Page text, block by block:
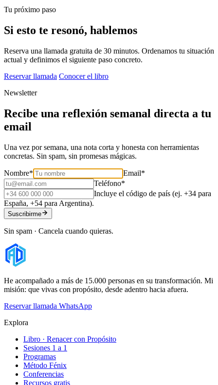
Tu próximo paso
Si esto te resonó, hablemos
Reserva una llamada gratuita de 30 minutos. Ordenamos tu situación
actual y definimos el siguiente paso concreto.
Reservar llamada Conocer el libro
Newsletter
Recibe una reflexión semanal directa a tu
email
Una vez por semana, una nota corta y honesta con herramientas
concretas. Sin spam, sin promesas mágicas.
Nombre* Email*
Teléfono*
Incluye el código de país (ej. +34 para
España, +54 para Argentina).
Suscribirme
Sin spam · Cancela cuando quieras.
He acompañado a más de 15.000 personas en su transformación. Mi
misión: que vivas con propósito, desde adentro hacia afuera.
Reservar llamada WhatsApp
Explora
Libro · Renacer con Propósito
Sesiones 1 a 1
Programas
Método Fénix
Conferencias
Recursos gratis